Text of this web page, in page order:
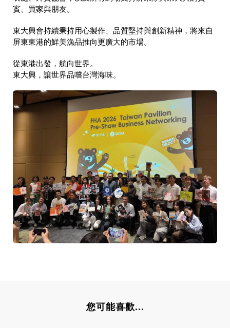
賓、買家與朋友。
東大興會持續秉持用心製作、品質堅持與創新精神，將來自
屏東東港的鮮美漁品推向更廣大的市場。
從東港出發，航向世界。
東大興，讓世界品嚐台灣海味。
您可能喜歡...